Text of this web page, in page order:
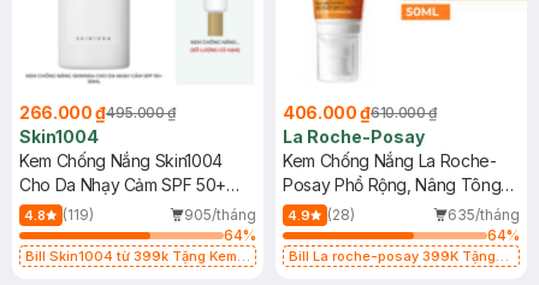
266.000 ₫495.000 ₫
Skin1004
Kem Chống Nắng Skin1004
Cho Da Nhạy Cảm SPF 50+
50ml
4.8 (119)
905/tháng
64%
Bill Skin1004 từ 399k Tặng Kem
406.000 ₫610.000 ₫
La Roche-Posay
Kem Chống Nắng La Roche-
Posay Phổ Rộng, Nâng Tông
Kiềm Dầu 50ml
4.9 (28)
635/tháng
64%
Bill La roche-posay 399K Tặng